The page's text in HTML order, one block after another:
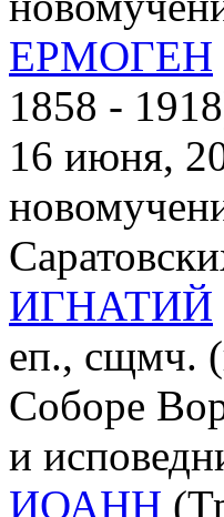
ЕРМОГЕН
1858 -
16 июня,
ИГНАТИЙ
еп., сщмч.
Соборе
и
ИОАНН